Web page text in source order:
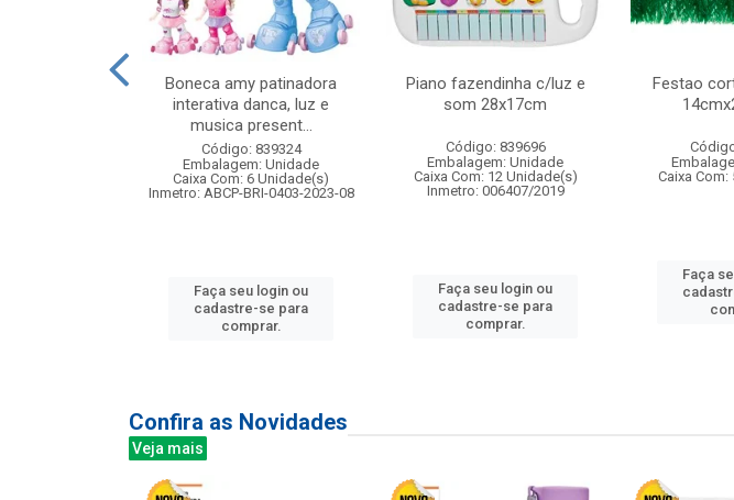
Boneca amy patinadora
interativa danca, luz e
musica present...
Código: 839324
Embalagem: Unidade
Caixa Com: 6 Unidade(s)
Inmetro: ABCP-BRI-0403-2023-08
Faça seu login ou
cadastre-se para
comprar.
Piano fazendinha c/luz e
som 28x17cm
Código: 839696
Embalagem: Unidade
Caixa Com: 12 Unidade(s)
Inmetro: 006407/2019
Faça seu login ou
cadastre-se para
comprar.
Festao
Caixa
Faça
Confira as Novidades
Veja mais